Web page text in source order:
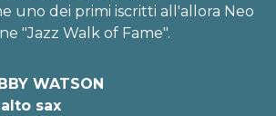
uno dei primi iscritti all'allora Neo
"Jazz Walk of Fame".
WATSON
sax